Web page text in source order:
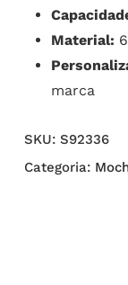
Material:
marca
SKU: S92336
Categoria: